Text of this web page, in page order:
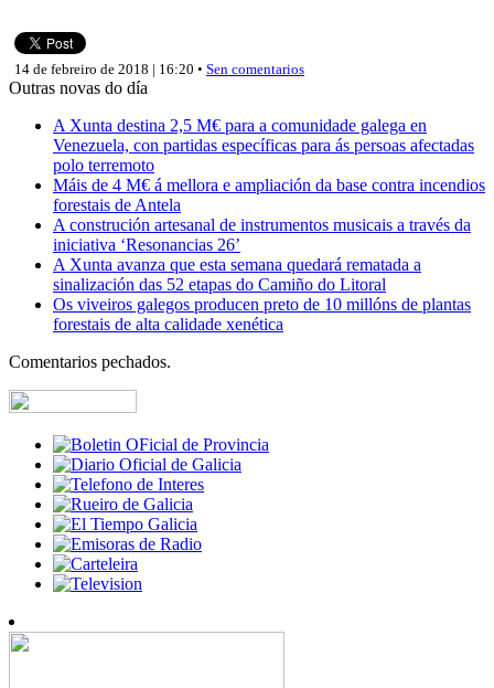
14 de febreiro de 2018 | 16:20 • Sen comentarios
Outras novas do día
A Xunta destina 2,5 M€ para a comunidade galega en
Venezuela, con partidas específicas para ás persoas afectadas
polo terremoto
Máis de 4 M€ á mellora e ampliación da base contra incendios
forestais de Antela
A construción artesanal de instrumentos musicais a través da
iniciativa ‘Resonancias 26’
A Xunta avanza que esta semana quedará rematada a
sinalización das 52 etapas do Camiño do Litoral
Os viveiros galegos producen preto de 10 millóns de plantas
forestais de alta calidade xenética
Comentarios pechados.